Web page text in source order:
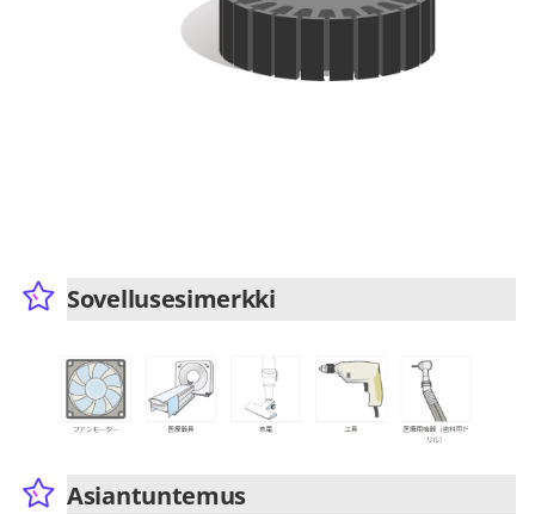
Sovellusesimerkki
Asiantuntemus